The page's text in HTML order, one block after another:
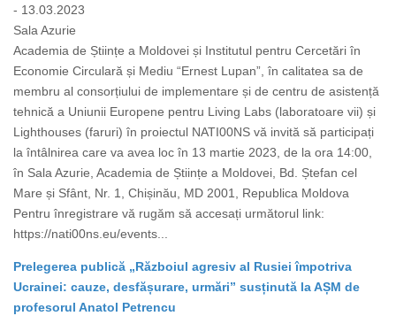
- 13.03.2023
Sala Azurie
Academia de Științe a Moldovei și Institutul pentru Cercetări în
Economie Circulară și Mediu “Ernest Lupan”, în calitatea sa de
membru al consorțiului de implementare și de centru de asistență
tehnică a Uniunii Europene pentru Living Labs (laboratoare vii) și
Lighthouses (faruri) în proiectul NATI00NS vă invită să participați
la întâlnirea care va avea loc în 13 martie 2023, de la ora 14:00,
în Sala Azurie, Academia de Științe a Moldovei, Bd. Ștefan cel
Mare și Sfânt, Nr. 1, Chișinău, MD 2001, Republica Moldova
Pentru înregistrare vă rugăm să accesați următorul link:
https://nati00ns.eu/events...
Prelegerea publică „Războiul agresiv al Rusiei împotriva
Ucrainei: cauze, desfășurare, urmări” susținută la AȘM de
profesorul Anatol Petrencu